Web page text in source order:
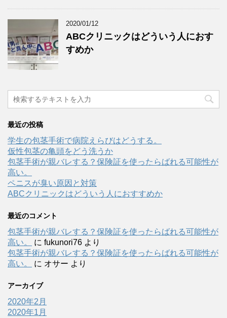
2020/01/12
ABCクリニックはどういう人におす
すめか
最近の投稿
学生の包茎手術で病院えらびはどうする。
仮性包茎の亀頭をどう洗うか
包茎手術が親バレする？保険証を使ったらばれる可能性が
高い。
ペニスが臭い原因と対策
ABCクリニックはどういう人におすすめか
最近のコメント
包茎手術が親バレする？保険証を使ったらばれる可能性が
高い。
に fukunori76 より
包茎手術が親バレする？保険証を使ったらばれる可能性が
高い。
に オサー より
アーカイブ
2020年2月
2020年1月